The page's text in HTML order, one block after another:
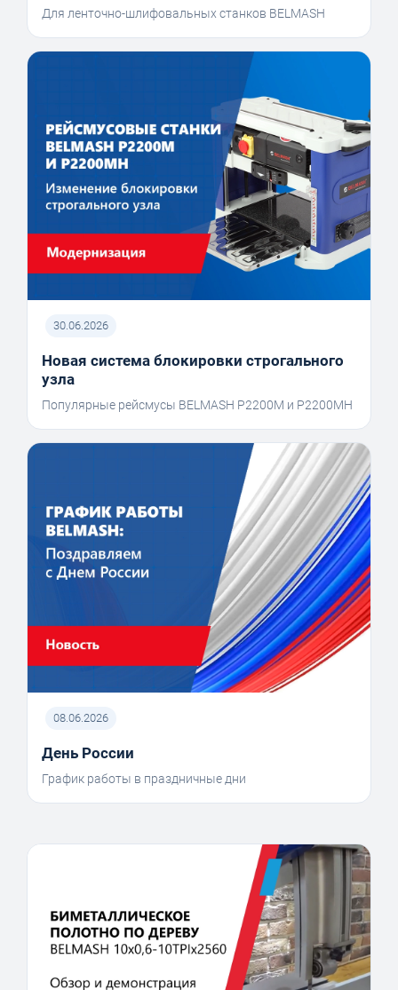
Для ленточно-шлифовальных станков BELMASH
30.06.2026
Новая система блокировки строгального
узла
Популярные рейсмусы BELMASH P2200M и P2200MH
08.06.2026
День России
График работы в праздничные дни